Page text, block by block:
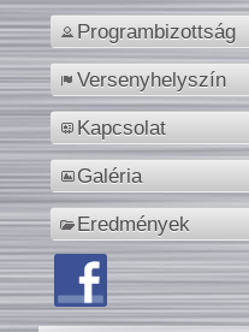
Programbizottság
Versenyhelyszín
Kapcsolat
Galéria
Eredmények